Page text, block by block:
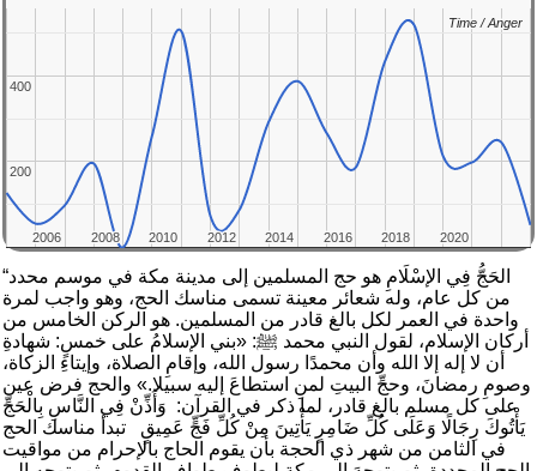
2006
2006 2008
2008 2010
2010 2012
2012 2014
2014 2016
2016 2018
2018 2020
2020
200
200
400
400
Time / Anger
Time / Anger
“الحَجُّ فِي الإسْلَامِ هو حج المسلمين إلى مدينة مكة في موسم محدد
من كل عام، وله شعائر معينة تسمى مناسك الحج، وهو واجب لمرة
واحدة في العمر لكل بالغ قادر من المسلمين. هو الركن الخامس من
أركان الإسلام، لقول النبي محمد ﷺ: «بني الإسلامُ على خمسٍ: شهادةِ
أن لا إله إلا الله وأن محمدًا رسول الله، وإقامِ الصلاة، وإيتاءِ الزكاة،
وصومِ رمضانَ، وحجِّ البيتِ لمنِ استطاعَ إليه سبيلا.» والحج فرض عين
على كل مسلم بالغ قادر، لما ذكر في القرآن: وَأَذِّنْ فِي النَّاسِ بِالْحَجِّ
يَأْتُوكَ رِجَالًا وَعَلَى كُلِّ ضَامِرٍ يَأْتِينَ مِنْ كُلِّ فَجٍّ عَمِيقٍ تبدأ مناسك الحج
في الثامن من شهر ذي الحجة بأن يقوم الحاج بالإحرام من مواقيت